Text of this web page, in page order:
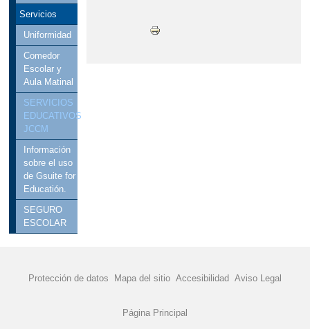
Servicios
Uniformidad
Comedor
Escolar y
Aula Matinal
SERVICIOS
EDUCATIVOS
JCCM
Información
sobre el uso
de Gsuite for
Educatión.
SEGURO
ESCOLAR
Protección de datos Mapa del sitio Accesibilidad Aviso Legal
Página Principal